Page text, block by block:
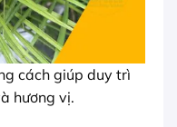
cách giúp duy trì
hương vị.